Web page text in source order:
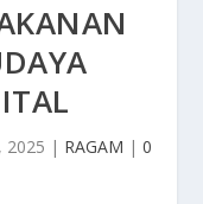
2025 | RAGAM | 0